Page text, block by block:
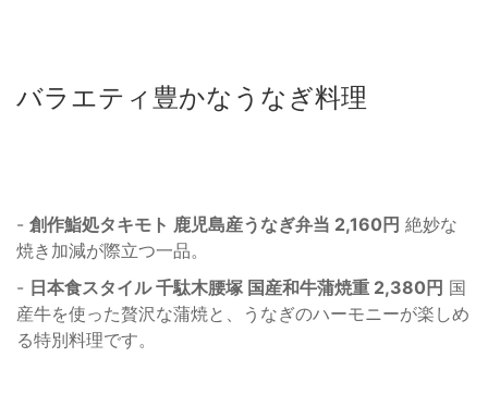
バラエティ豊かなうなぎ料理
- 創作鮨処タキモト 鹿児島産うなぎ弁当 2,160円 絶妙な
焼き加減が際立つ一品。
- 日本食スタイル 千駄木腰塚 国産和牛蒲焼重 2,380円 国
産牛を使った贅沢な蒲焼と、うなぎのハーモニーが楽しめ
る特別料理です。